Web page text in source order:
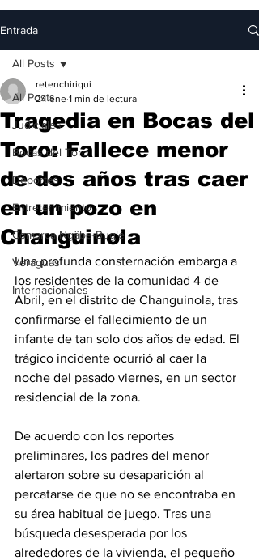
Entrada
All Posts
Judiciales
Bocas del Toro
Deportes
Entretenimiento
Comarca Ngäbe-Buglé
Veraguas
Internacionales
All Posts
Tragedia en Bocas del
Toro: Fallece menor
de dos años tras caer
en un pozo en
Changuinola
retenchiriqui
24 ene 1 min de lectura
Una profunda consternación embarga a
los residentes de la comunidad 4 de
Abril, en el distrito de Changuinola, tras
confirmarse el fallecimiento de un
infante de tan solo dos años de edad. El
trágico incidente ocurrió al caer la
noche del pasado viernes, en un sector
residencial de la zona.
De acuerdo con los reportes
preliminares, los padres del menor
alertaron sobre su desaparición al
percatarse de que no se encontraba en
su área habitual de juego. Tras una
búsqueda desesperada por los
alrededores de la vivienda, el pequeño